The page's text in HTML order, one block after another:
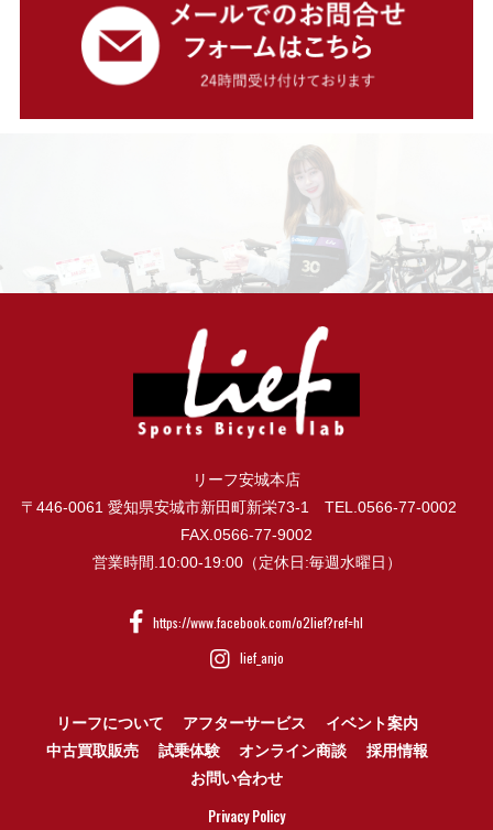
リーフ安城本店
〒446-0061 愛知県安城市新田町新栄73-1 TEL.0566-77-0002
FAX.0566-77-9002
営業時間.10:00-19:00（定休日:毎週水曜日）
https://www.facebook.com/o2lief?ref=hl
lief_anjo
リーフについて アフターサービス
イベント案内
中古買取販売
試乗体験 オンライン商談
採用情報
お問い合わせ
Privacy Policy